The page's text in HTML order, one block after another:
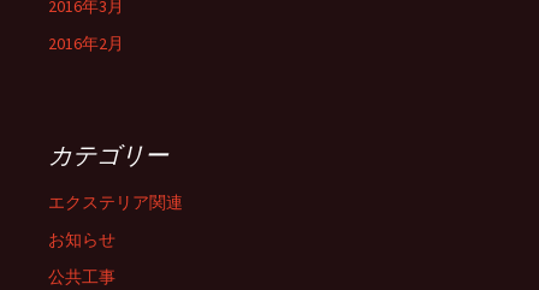
2016年3月
2016年2月
カテゴリー
エクステリア関連
お知らせ
公共工事